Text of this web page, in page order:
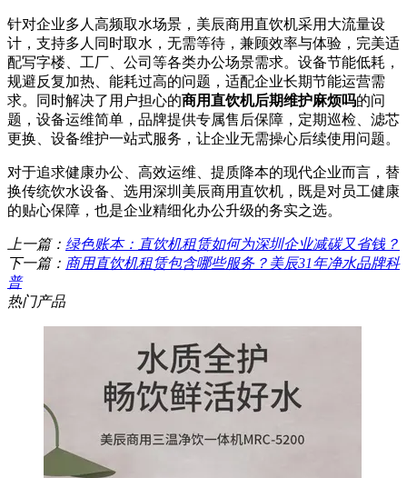
针对企业多人高频取水场景，美辰商用直饮机采用大流量设
计，支持多人同时取水，无需等待，兼顾效率与体验，完美适
配写字楼、工厂、公司等各类办公场景需求。设备节能低耗，
规避反复加热、能耗过高的问题，适配企业长期节能运营需
求。同时解决了用户担心的商用直饮机后期维护麻烦吗的问
题，设备运维简单，品牌提供专属售后保障，定期巡检、滤芯
更换、设备维护一站式服务，让企业无需操心后续使用问题。
对于追求健康办公、高效运维、提质降本的现代企业而言，替
换传统饮水设备、选用深圳美辰商用直饮机，既是对员工健康
的贴心保障，也是企业精细化办公升级的务实之选。
上一篇： 绿色账本：直饮机租赁如何为深圳企业减碳又省钱？
下一篇： 商用直饮机租赁包含哪些服务？美辰31年净水品牌科
普
热门产品